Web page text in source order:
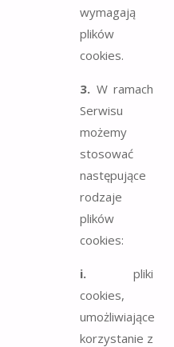
wymagają
plików
cookies.
3. W ramach
Serwisu
możemy
stosować
następujące
rodzaje
plików
cookies:
i. pliki
cookies,
umożliwiające
korzystanie z